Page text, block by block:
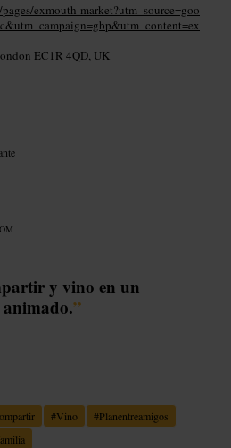
exmouth-market?utm_source=goo
EC1R 4QD, UK
y vino en un
”
#Vino #Planentreamigos